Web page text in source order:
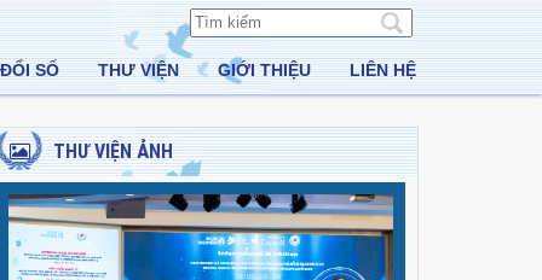
SỐ THƯ VIỆN GIỚI THIỆU LIÊN HỆ
THƯ VIỆN ẢNH